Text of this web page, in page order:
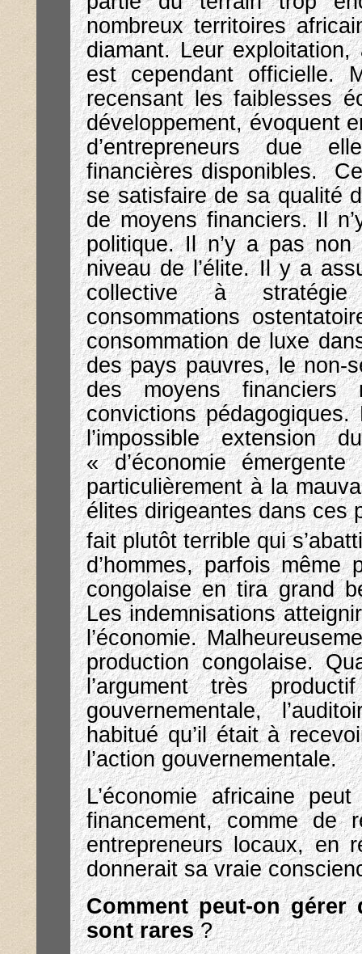
nombreux territoires
diamant. Leur
est cependant officielle.
recensant les faiblesses
développement, évoquent
d’entrepreneurs due
financières disponibles.
se satisfaire de sa qualité
de moyens financiers. Il
politique. Il n’y a pas
niveau de l’élite. Il y a
collective à stratégie
consommations
consommation de luxe
des pays pauvres, le non-
des moyens financiers
convictions
l’impossible extension
« d’économie
particulièrement à la
élites dirigeantes dans ces
fait plutôt terrible qui
d’hommes, parfois même
congolaise en tira grand
Les indemnisations
l’économie.
production congolaise.
l’argument très
gouvernementale,
habitué qu’il était à
l’action gouvernementale.
L’économie africaine
financement, comme de
entrepreneurs locaux, en
donnerait sa vraie
Comment peut-on
sont rares?